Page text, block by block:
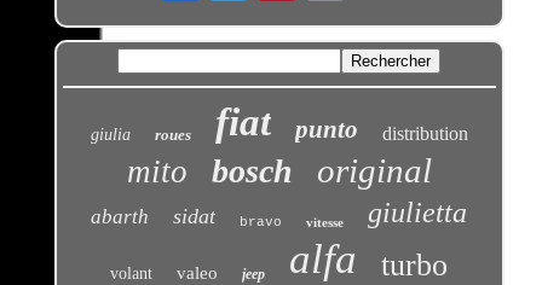
giulia roues fiat punto distribution
mito bosch original
abarth sidat bravo vitesse giulietta
volant valeo jeep alfa turbo